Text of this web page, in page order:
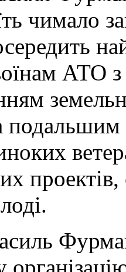
чимало
АТО з